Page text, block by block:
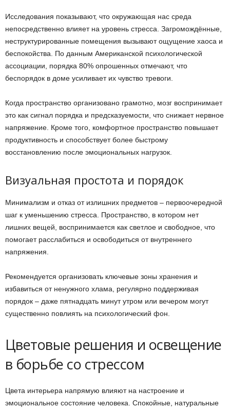
Исследования показывают, что окружающая нас среда
непосредственно влияет на уровень стресса. Загромождённые,
неструктурированные помещения вызывают ощущение хаоса и
беспокойства. По данным Американской психологической
ассоциации, порядка 80% опрошенных отмечают, что
беспорядок в доме усиливает их чувство тревоги.
Когда пространство организовано грамотно, мозг воспринимает
это как сигнал порядка и предсказуемости, что снижает нервное
напряжение. Кроме того, комфортное пространство повышает
продуктивность и способствует более быстрому
восстановлению после эмоциональных нагрузок.
Визуальная простота и порядок
Минимализм и отказ от излишних предметов – первоочередной
шаг к уменьшению стресса. Пространство, в котором нет
лишних вещей, воспринимается как светлое и свободное, что
помогает расслабиться и освободиться от внутреннего
напряжения.
Рекомендуется организовать ключевые зоны хранения и
избавиться от ненужного хлама, регулярно поддерживая
порядок – даже пятнадцать минут утром или вечером могут
существенно повлиять на психологический фон.
Цветовые решения и освещение
в борьбе со стрессом
Цвета интерьера напрямую влияют на настроение и
эмоциональное состояние человека. Спокойные, натуральные